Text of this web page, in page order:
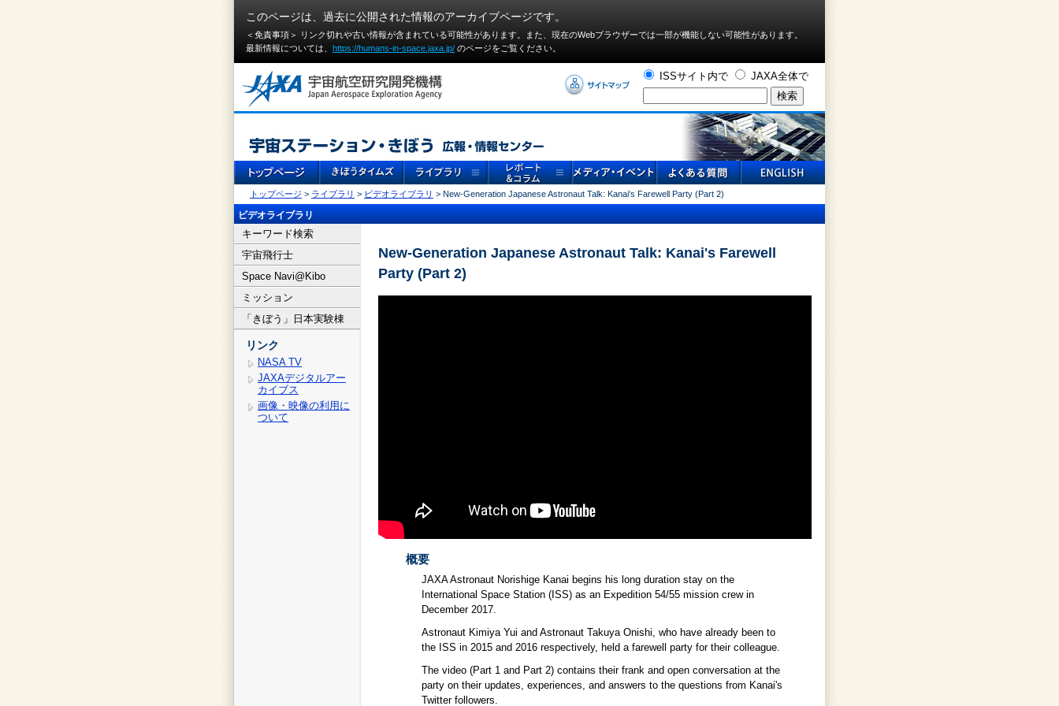
このページは、過去に公開された情報のアーカイブページです。
＜免責事項＞ リンク切れや古い情報が含まれている可能性があります。また、現在のWebブラウザーでは⼀部が機能しない可能性があります。
最新情報については、 https://humans-in-space.jaxa.jp/ のページをご覧ください。
ISSサイト内で JAXA全体で
トップページ > ライブラリ > ビデオライブラリ > New-Generation Japanese Astronaut Talk: Kanai's Farewell Party (Part 2)
ビデオライブラリ
キーワード検索
宇宙飛行士
Space Navi@Kibo
ミッション
「きぼう」日本実験棟
リンク
NASA TV
JAXAデジタルアー
カイブス
画像・映像の利用に
ついて
New-Generation Japanese Astronaut Talk: Kanai's Farewell
Party (Part 2)
概要
JAXA Astronaut Norishige Kanai begins his long duration stay on the
International Space Station (ISS) as an Expedition 54/55 mission crew in
December 2017.
Astronaut Kimiya Yui and Astronaut Takuya Onishi, who have already been to
the ISS in 2015 and 2016 respectively, held a farewell party for their colleague.
The video (Part 1 and Part 2) contains their frank and open conversation at the
party on their updates, experiences, and answers to the questions from Kanai's
Twitter followers.